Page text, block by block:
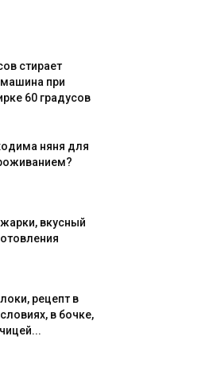
стирает
при
60 градусов
няня для
вкусный
рецепт в
в бочке,